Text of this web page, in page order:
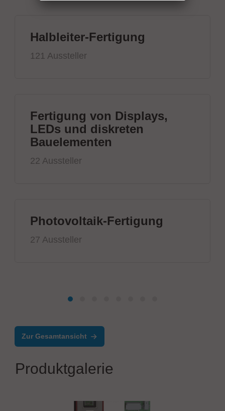
Halbleiter-Fertigung
121 Aussteller
Fertigung von Displays,
LEDs und diskreten
Bauelementen
22 Aussteller
Photovoltaik-Fertigung
27 Aussteller
Zur Gesamtansicht
Produktgalerie